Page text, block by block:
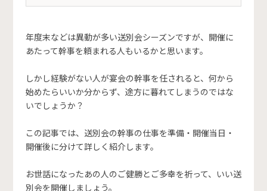
年度末などは異動が多い送別会シーズンですが、開催に
あたって幹事を頼まれる人もいるかと思います。
しかし経験がない人が宴会の幹事を任されると、何から
始めたらいいか分からず、途方に暮れてしまうのではな
いでしょうか？
この記事では、送別会の幹事の仕事を準備・開催当日・
開催後に分けて詳しく紹介します。
お世話になったあの人のご健勝とご多幸を祈って、いい送
別会を開催しましょう。